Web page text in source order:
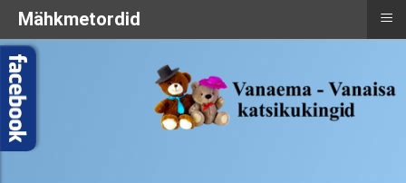
Mähkmetordid ≡